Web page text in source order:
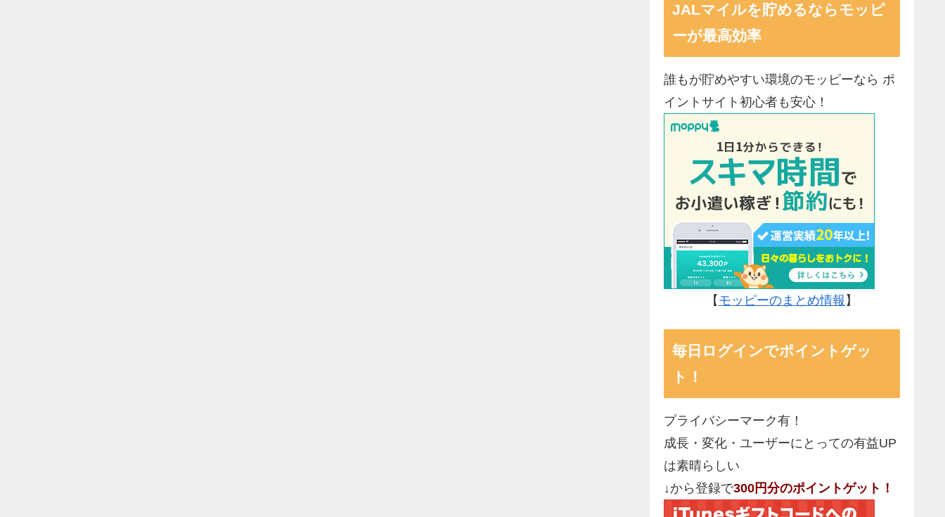
JALマイルを貯めるならモッピ
ーが最高効率
誰もが貯めやすい環境のモッピーなら ポ
イントサイト初心者も安心！
【 モッピーのまとめ情報 】
毎日ログインでポイントゲッ
ト！
プライバシーマーク有！
成長・変化・ユーザーにとっての有益UP
は素晴らしい
↓から登録で300円分のポイントゲット！